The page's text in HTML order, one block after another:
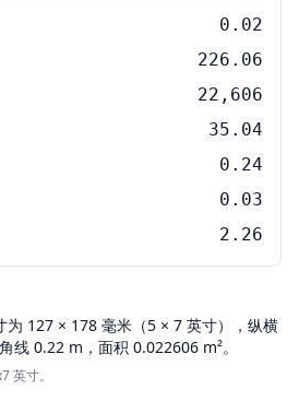
0.02
226.06
22,606
35.04
0.24
0.03
2.26
为 127 × 178 毫米（5 × 7 英寸），纵横
线 0.22 m，面积 0.022606 m²。
英寸。